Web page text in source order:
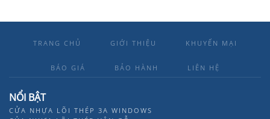
TRANG CHỦ GIỚI THIỆU KHUYẾN MẠI
BÁO GIÁ BẢO HÀNH LIÊN HỆ
NỔI BẬT
CỬA NHỰA LÕI THÉP 3A WINDOWS